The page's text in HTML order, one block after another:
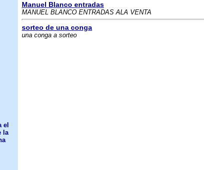
el
la
Manuel Blanco entradas
MANUEL BLANCO ENTRADAS ALA VENTA
sorteo de una conga
una conga a sorteo